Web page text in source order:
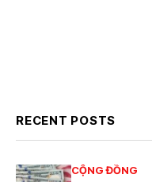
RECENT POSTS
CỘNG ĐỒNG